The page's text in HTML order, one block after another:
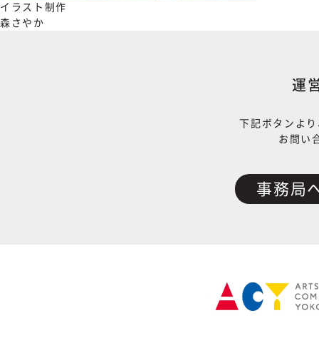
イラスト制作
森さやか
運
下記ボタンよ
お問い
事務局